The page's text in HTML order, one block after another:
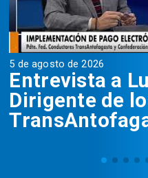
5 de agosto de 2026
Entrevista a
Dirigente de